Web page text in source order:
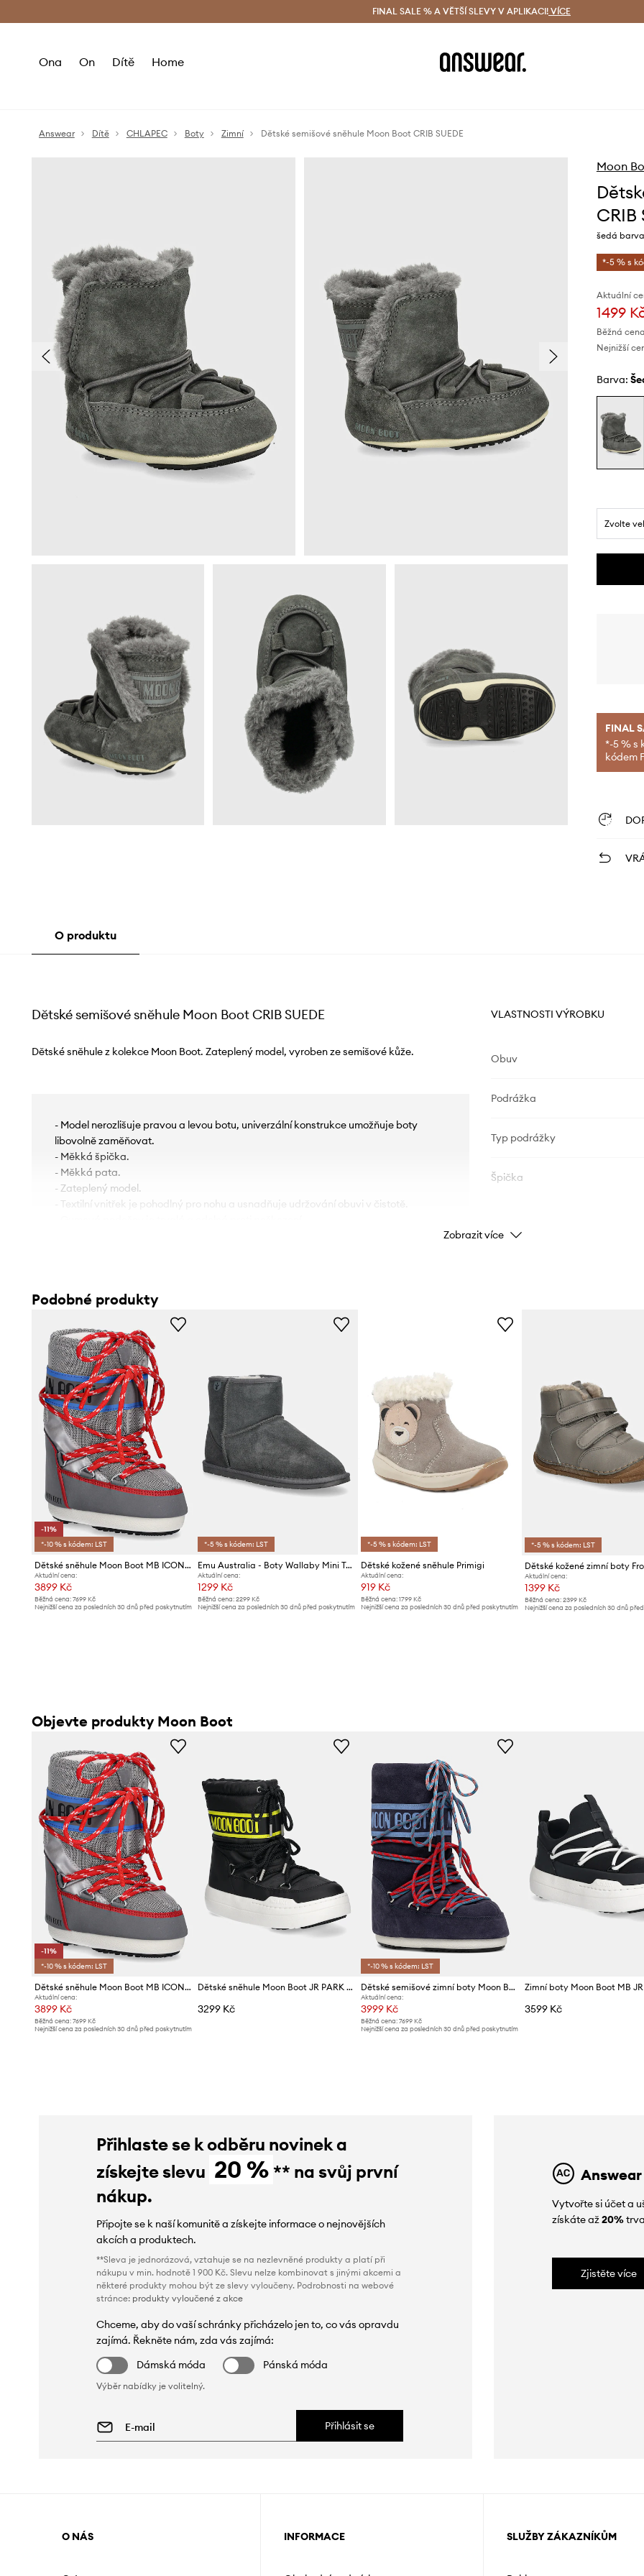
Doručení a vrácení zdarma (od 1800 Kč) Doručení i do 24 h
FINAL SALE % A VĚTŠÍ SLEVY V APLIKACI! VÍCE
Ona On Dítě Home
Answear Dítě CHLAPEC Boty Zimní Dětské semišové sněhule Moon Boot CRIB SUEDE
Moon
CRIB
šedá
*-5 % s
Aktuální
1499
Běžná
Nejnižší
Barva:
Zvolte
FINAL
*-5 % s
kódem
O produktu
Dětské semišové sněhule Moon Boot CRIB SUEDE
Dětské sněhule z kolekce Moon Boot. Zateplený model, vyroben ze semišové kůže.
- Model nerozlišuje pravou a levou botu, univerzální konstrukce umožňuje boty
libovolně zaměňovat.
- Měkká špička.
- Měkká pata.
- Zateplený model.
- Textilní vnitřek je pohodlný pro nohu a usnadňuje udržování obuvi v čistotě.
VLASTNOSTI VÝROBKU
Obuv
Podrážka
Typ podrážky
Špička
ÚDAJE O VÝROBKU
Barva
ID produktu
Zobrazit více
Podobné produkty
-11%
*-10 % s kódem: LST
Dětské sněhule Moon Boot MB ICON SPACE RACING
Aktuální cena:
3899 Kč
Běžná cena: 7699 Kč
Nejnižší cena za posledních 30 dnů před poskytnutím
*-5 % s kódem: LST
Emu Australia - Boty Wallaby Mini Teens
Aktuální cena:
1299 Kč
Běžná cena:2299 Kč
Nejnižší cena za posledních 30 dnů před poskytnutím
*-5 % s kódem: LST
Dětské kožené sněhule Primigi
Aktuální cena:
919 Kč
Běžná cena: 1799 Kč
Nejnižší cena za posledních 30 dnů před poskytnutím
*-5 % s kódem: LST
Aktuální cena:
1399 Kč
Běžná cena: 2399 Kč
Nejnižší cena za posledních 30 dnů
Objevte produkty Moon Boot
-11%
*-10 % s kódem: LST
Dětské sněhule Moon Boot MB ICON SPACE RACING
Aktuální cena:
3899 Kč
Běžná cena: 7699 Kč
Nejnižší cena za posledních 30 dnů před poskytnutím
Dětské sněhule Moon Boot JR PARK BOOT
3299 Kč
*-10 % s kódem: LST
Dětské semišové zimní boty Moon Boot MB ICON SUEDE LACES
Aktuální cena:
3999 Kč
Běžná cena: 7699 Kč
Nejnižší cena za posledních 30 dnů před poskytnutím
3599 Kč
Přihlaste se k odběru novinek a
získejte slevu 20 % ** na svůj první
nákup.
Připojte se k naší komunitě a získejte informace o nejnovějších
akcích a produktech.
**Sleva je jednorázová, vztahuje se na nezlevněné produkty a platí při
nákupu v min. hodnotě 1 900 Kč. Slevu nelze kombinovat s jinými akcemi a
některé produkty mohou být ze slevy vyloučeny. Podrobnosti na webové
stránce: produkty vyloučené z akce
Chceme, aby do vaší schránky přicházelo jen to, co vás opravdu
zajímá. Řekněte nám, zda vás zajímá:
Dámská móda
Pánská móda
Výběr nabídky je volitelný.
Přihlásit se
Vytvořte si účet a
získáte až20%
Zjistěte více
O NÁS INFORMACE SLUŽBY ZÁKAZNÍKŮM